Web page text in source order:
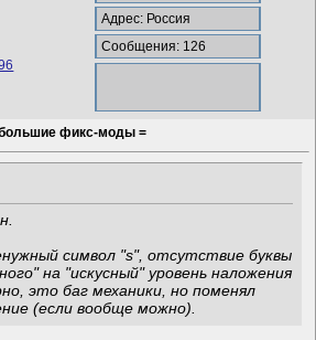
Адрес: Россия
Сообщения: 126
фикс-моды =
символ "s", отсутствие буквы
на "искусный" уровень наложения
это баг механики, но поменял
(если вообще можно).